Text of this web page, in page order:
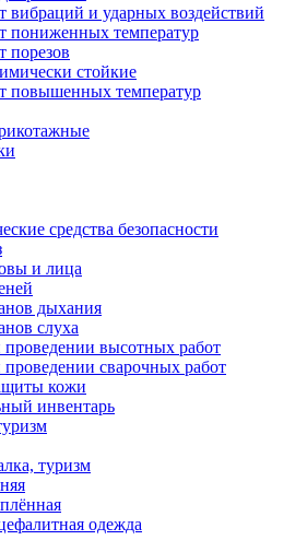
вибраций и ударных воздействий
пониженных температур
порезов
стойкие
повышенных температур
средства безопасности
и лица
дыхания
слуха
высотных работ
сварочных работ
кожи
инвентарь
туризм
одежда